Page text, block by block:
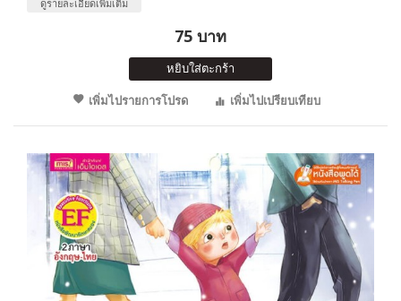
ดูรายละเอียดเพิ่มเติม
75 บาท
หยิบใส่ตะกร้า
เพิ่มไปรายการโปรด
เพิ่มไปเปรียบเทียบ